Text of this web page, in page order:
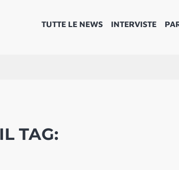
TUTTE LE NEWS INTERVISTE
TAG: